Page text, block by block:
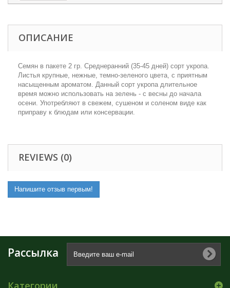
ОПИСАНИЕ
Семян в пакете 2 гр. Среднеранний (35-45 дней) сорт укропа.
Листья крупные, нежные, темно-зеленого цвета, с приятным
насыщенным ароматом. Данный сорт укропа длительное
время можно использовать на зелень - с весны до начала
осени. Употребляют в свежем, сушеном и соленом виде как
приправу к блюдам или консервации.
REVIEWS (0)
Напишите отзыв первым!
Рассылка
Категории